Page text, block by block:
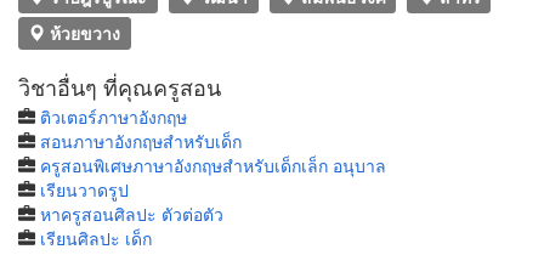
ห้วยขวาง
วิชาอื่นๆ ที่คุณครูสอน
ติวเตอร์ภาษาอังกฤษ
สอนภาษาอังกฤษสำหรับเด็ก
ครูสอนพิเศษภาษาอังกฤษสำหรับเด็กเล็ก อนุบาล
เรียนวาดรูป
หาครูสอนศิลปะ ตัวต่อตัว
เรียนศิลปะ เด็ก